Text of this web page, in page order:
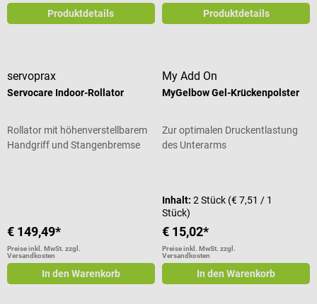
Produktdetails Produktdetails
servoprax
Servocare Indoor-Rollator
Rollator mit höhenverstellbarem
Handgriff und Stangenbremse
€ 149,49*
Preise inkl. MwSt. zzgl.
Versandkosten
In den Warenkorb
My Add On
MyGelbow Gel-Krückenpolster
Zur optimalen Druckentlastung
des Unterarms
Inhalt:2 Stück (€ 7,51 / 1
Stück)
€ 15,02*
Preise inkl. MwSt. zzgl.
Versandkosten
In den Warenkorb